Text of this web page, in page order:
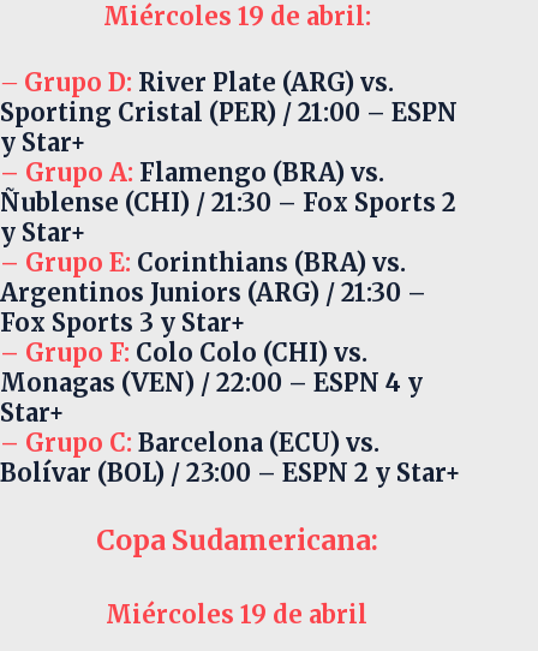
Miércoles 19 de abril:
– Grupo D: River Plate (ARG) vs.
Sporting Cristal (PER) / 21:00 – ESPN
y Star+
– Grupo A: Flamengo (BRA) vs.
Ñublense (CHI) / 21:30 – Fox Sports 2
y Star+
– Grupo E: Corinthians (BRA) vs.
Argentinos Juniors (ARG) / 21:30 –
Fox Sports 3 y Star+
– Grupo F: Colo Colo (CHI) vs.
Monagas (VEN) / 22:00 – ESPN 4 y
Star+
– Grupo C: Barcelona (ECU) vs.
Bolívar (BOL) / 23:00 – ESPN 2 y Star+
Copa Sudamericana:
Miércoles 19 de abril